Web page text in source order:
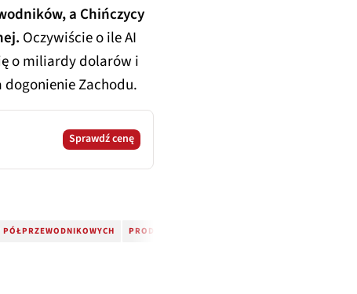
a Chińczycy
Oczywiście o ile AI
o miliardy dolarów i
Zachodu.
Sprawdź cenę
PRODUKCJA UKŁADÓW SCALONYCH